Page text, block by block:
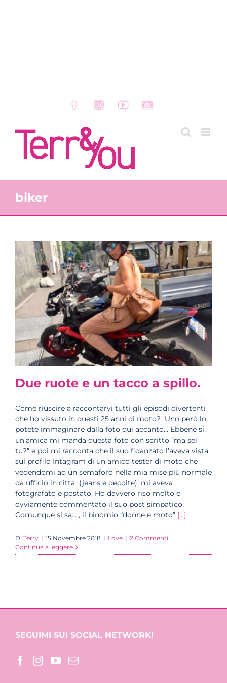
FacebookInstagramYouTubeEmail
biker
Due ruote e un tacco a spillo.
Come riuscire a raccontarvi tutti gli episodi divertenti
che ho vissuto in questi 25 anni di moto? Uno però lo
potete immaginare dalla foto qui accanto… Ebbene si,
un’amica mi manda questa foto con scritto “ma sei
tu?” e poi mi racconta che il suo fidanzato l’aveva vista
sul profilo Intagram di un amico tester di moto che
vedendomi ad un semaforo nella mia mise più normale
da ufficio in citta (jeans e decolte), mi aveva
fotografato e postato. Ho davvero riso molto e
ovviamente commentato il suo post simpatico.
Comunque si sa… , il binomio “donne e moto” [...]
Di Terry | 15 Novembre 2018 | Love | 2 Commenti
Continua a leggere
SEGUIMI SUI SOCIAL NETWORK!